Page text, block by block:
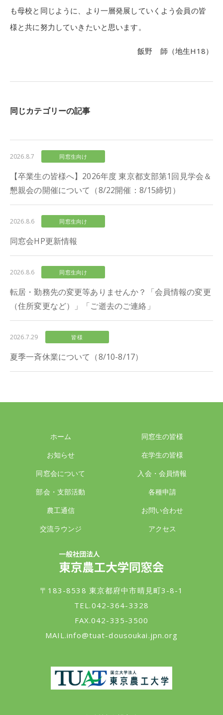
も母校と同じように、より一層発展していくよう会員の皆
様と共に努力していきたいと思います。
飯野 師（地生H18）
同じカテゴリーの記事
2026.8.7 同窓生向け
【卒業生の皆様へ】2026年度 東京都支部第1回見学会＆
懇親会の開催について（8/22開催：8/15締切）
2026.8.6 同窓生向け
同窓会HP更新情報
2026.8.6 同窓生向け
転居・勤務先の変更等ありませんか？「会員情報の変更
（住所変更など）」「ご逝去のご連絡」
2026.7.29 皆様
夏季一斉休業について（8/10-8/17）
ホーム
お知らせ
同窓会について
部会・支部活動
農工通信
交流ラウンジ
同窓生の皆様
在学生の皆様
入会・会員情報
各種申請
お問い合わせ
アクセス
〒183-8538 東京都府中市晴見町3-8-1
TEL.042-364-3328
FAX.042-335-3500
MAIL.info@tuat-dousoukai.jpn.org